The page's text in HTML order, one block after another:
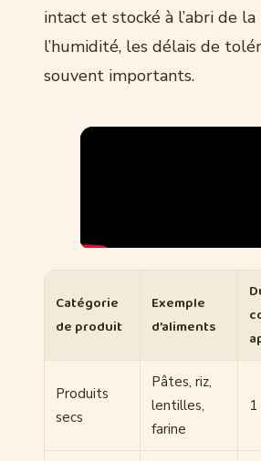
intact et stocké à l’abri de
l’humidité, les délais de
souvent importants.
Catégorie
de produit
Exemple
d’aliments
Produits
secs
Pâtes, riz,
lentilles,
farine